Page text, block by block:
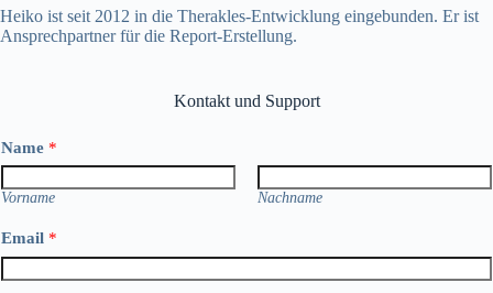
Heiko ist seit 2012 in die Therakles-Entwicklung eingebunden. Er ist
Ansprechpartner für die Report-Erstellung.
Kontakt und Support
Name *
Vorname Nachname
Email *